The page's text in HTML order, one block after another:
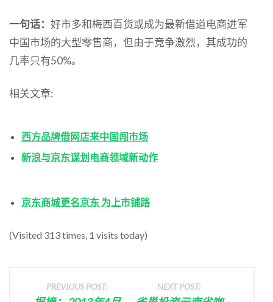
一句话： 好市多和梅西百货或成为最新借道电商进军
中国市场的大型零售商，但由于竞争激烈，其成功的
几率只有50%。
相关文章:
西方品牌借网店来中国闯市场
新浪与京东谋划电商领域新动作
京东商城更名京东 为上市铺路
(Visited 313 times, 1 visits today)
PREVIOUS POST: NEXT POST: